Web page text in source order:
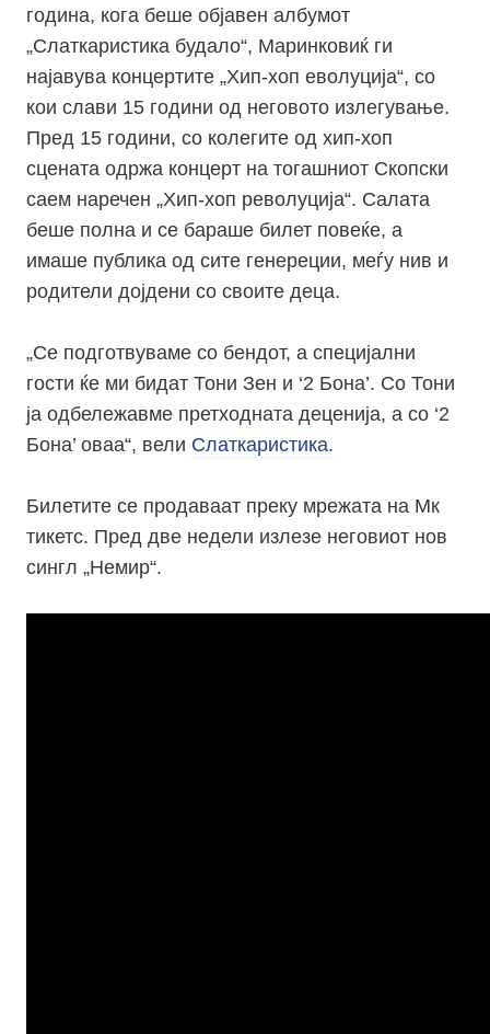
година, кога беше објавен албумот
„Слаткаристика будало“, Маринковиќ ги
најавува концертите „Хип-хоп еволуција“, со
кои слави 15 години од неговото излегување.
Пред 15 години, со колегите од хип-хоп
сцената одржа концерт на тогашниот Скопски
саем наречен „Хип-хоп револуција“. Салата
беше полна и се бараше билет повеќе, а
имаше публика од сите генереции, меѓу нив и
родители дојдени со своите деца.
„Се подготвуваме со бендот, а специјални
гости ќе ми бидат Тони Зен и ‘2 Бона’. Со Тони
ја одбележавме претходната деценија, а со ‘2
Бона’ оваа“, вели Слаткаристика.
Билетите се продаваат преку мрежата на Мк
тикетс. Пред две недели излезе неговиот нов
сингл „Немир“.